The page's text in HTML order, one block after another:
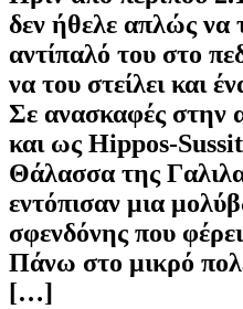
δεν ήθελε απλώς να
αντίπαλό του στο
να του στείλει και
Σε ανασκαφές στην
και ως Hippos-
Θάλασσα της
εντόπισαν μια
σφενδόνης που
Πάνω στο μικρό
[…]